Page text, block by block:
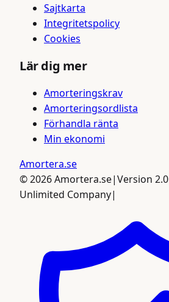
Sajtkarta
Integritetspolicy
Cookies
Lär dig mer
Amorteringskrav
Amorteringsordlista
Förhandla ränta
Min ekonomi
Amortera.se
©2026Amortera.se|Version 2.0
Unlimited Company|